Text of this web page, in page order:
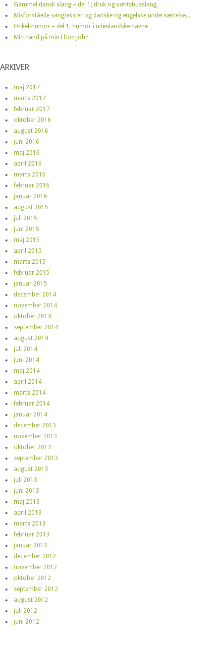
Gammel dansk slang – del 1; druk og værtshusslang
Misforståede sangtekster og danske og engelske undersættelse...
Onkel-humor – del 1; humor i udenlandske navne
Min hånd på min Elton John
ARKIVER
maj 2017
marts 2017
februar 2017
oktober 2016
august 2016
juni 2016
maj 2016
april 2016
marts 2016
februar 2016
januar 2016
august 2015
juli 2015
juni 2015
maj 2015
april 2015
marts 2015
februar 2015
januar 2015
december 2014
november 2014
oktober 2014
september 2014
august 2014
juli 2014
juni 2014
maj 2014
april 2014
marts 2014
februar 2014
januar 2014
december 2013
november 2013
oktober 2013
september 2013
august 2013
juli 2013
juni 2013
maj 2013
april 2013
marts 2013
februar 2013
januar 2013
december 2012
november 2012
oktober 2012
september 2012
august 2012
juli 2012
juni 2012